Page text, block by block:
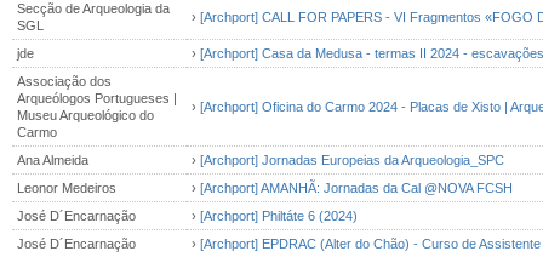
Secção de Arqueologia da
SGL
› [Archport] CALL FOR PAPERS - VI Fragmentos «FOGO
jde › [Archport] Casa da Medusa - termas II 2024 -
Associação dos
Arqueólogos Portugueses |
Museu Arqueológico do
Carmo
› [Archport] Oficina do Carmo 2024 - Placas de Xisto |
Ana Almeida › [Archport] Jornadas Europeias da Arqueologia_SPC
Leonor Medeiros
› [Archport] AMANHÃ: Jornadas da Cal @NOVA FCSH
José D´Encarnação
› [Archport] Philtáte 6 (2024)
José D´Encarnação
› [Archport] EPDRAC (Alter do Chão) - Curso de Assistente